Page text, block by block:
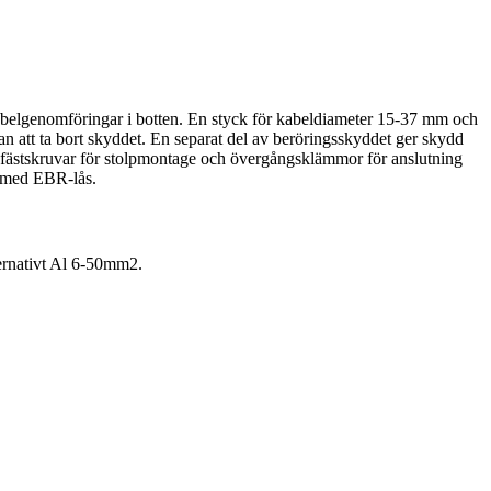
i botten. En styck för kabeldiameter 15-37 mm och
att ta bort skyddet. En separat del av beröringsskyddet ger skydd
för stolpmontage och övergångsklämmor för anslutning
EBR-lås.
Al 6-50mm2.